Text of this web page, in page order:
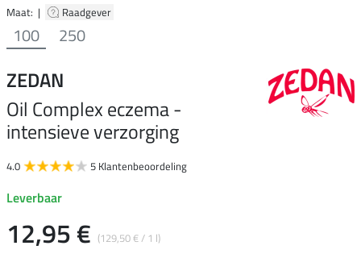
Maat: | Raadgever
100 250
ZEDAN
Oil Complex eczema -
intensieve verzorging
4.0 5 Klantenbeoordeling
Leverbaar
12,95 € (129,50 € / 1 l)